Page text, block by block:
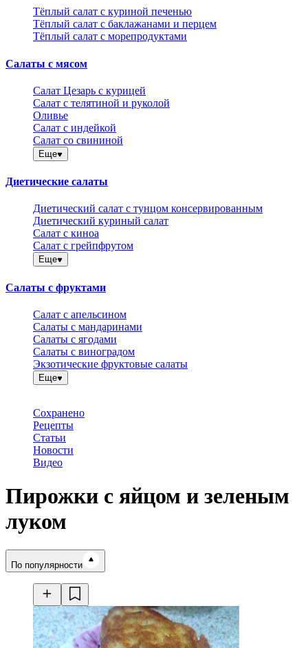
Тёплый салат с куриной печенью
Тёплый салат с баклажанами и перцем
Тёплый салат с морепродуктами
Салаты с мясом
Салат Цезарь с курицей
Салат с телятиной и руколой
Оливье
Салат с индейкой
Салат со свининой
Еще
Диетические салаты
Диетический салат с тунцом консервированным
Диетический куриный салат
Салат с киноа
Салат с грейпфрутом
Еще
Салаты с фруктами
Салат с апельсином
Салаты с мандаринами
Салаты с ягодами
Салаты с виноградом
Экзотические фруктовые салаты
Еще
Сохранено
Рецепты
Статьи
Новости
Видео
Пирожки с яйцом и зеленым
луком
Время готовки
По популярности